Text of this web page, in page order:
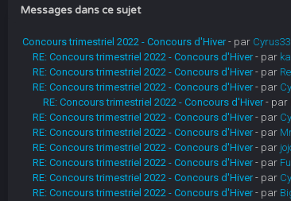
Messages dans ce sujet
Concours trimestriel 2022 - Concours d'Hiver - par Cyrus33
RE: Concours trimestriel 2022 - Concours d'Hiver - par
RE: Concours trimestriel 2022 - Concours d'Hiver - par
RE: Concours trimestriel 2022 - Concours d'Hiver - par
RE: Concours trimestriel 2022 - Concours d'Hiver - par
RE: Concours trimestriel 2022 - Concours d'Hiver - par
RE: Concours trimestriel 2022 - Concours d'Hiver - par
RE: Concours trimestriel 2022 - Concours d'Hiver - par
RE: Concours trimestriel 2022 - Concours d'Hiver - par
RE: Concours trimestriel 2022 - Concours d'Hiver - par
RE: Concours trimestriel 2022 - Concours d'Hiver - par